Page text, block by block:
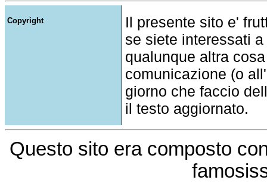
Copyright
Il presente sito e'
se siete interessati
qualunque altra
comunicazione (o
giorno che faccio
il testo aggiornato.
Questo sito era composto